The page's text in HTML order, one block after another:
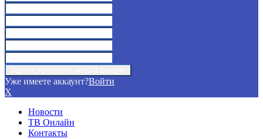
Уже имеете аккаунт?Войти
X
Новости
ТВ Онлайн
Контакты